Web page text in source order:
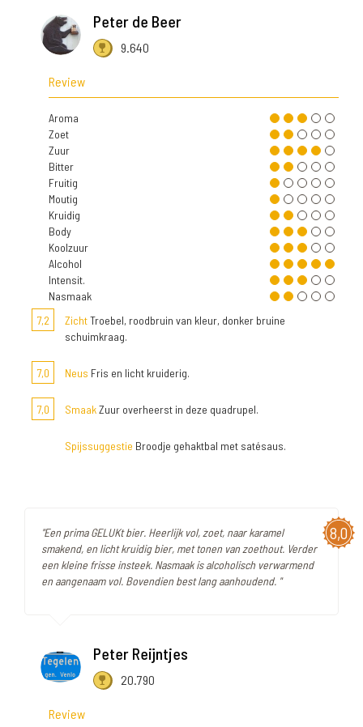
Peter de Beer
9.640
Review
Aroma
Zoet
Zuur
Bitter
Fruitig
Moutig
Kruidig
Body
Koolzuur
Alcohol
Intensit.
Nasmaak
7,2
ZichtTroebel, roodbruin van kleur, donker bruine
schuimkraag.
7,0 Neus Fris en licht kruiderig.
7,0 SmaakZuur overheerst in deze quadrupel.
Spijssuggestie Broodje gehaktbal met satésaus.
8,0
"Een prima GELUKt bier. Heerlijk vol, zoet, naar karamel
smakend, en licht kruidig bier, met tonen van zoethout. Verder
een kleine frisse insteek. Nasmaak is alcoholisch verwarmend
en aangenaam vol. Bovendien best lang aanhoudend. "
Peter Reijntjes
20.790
Review